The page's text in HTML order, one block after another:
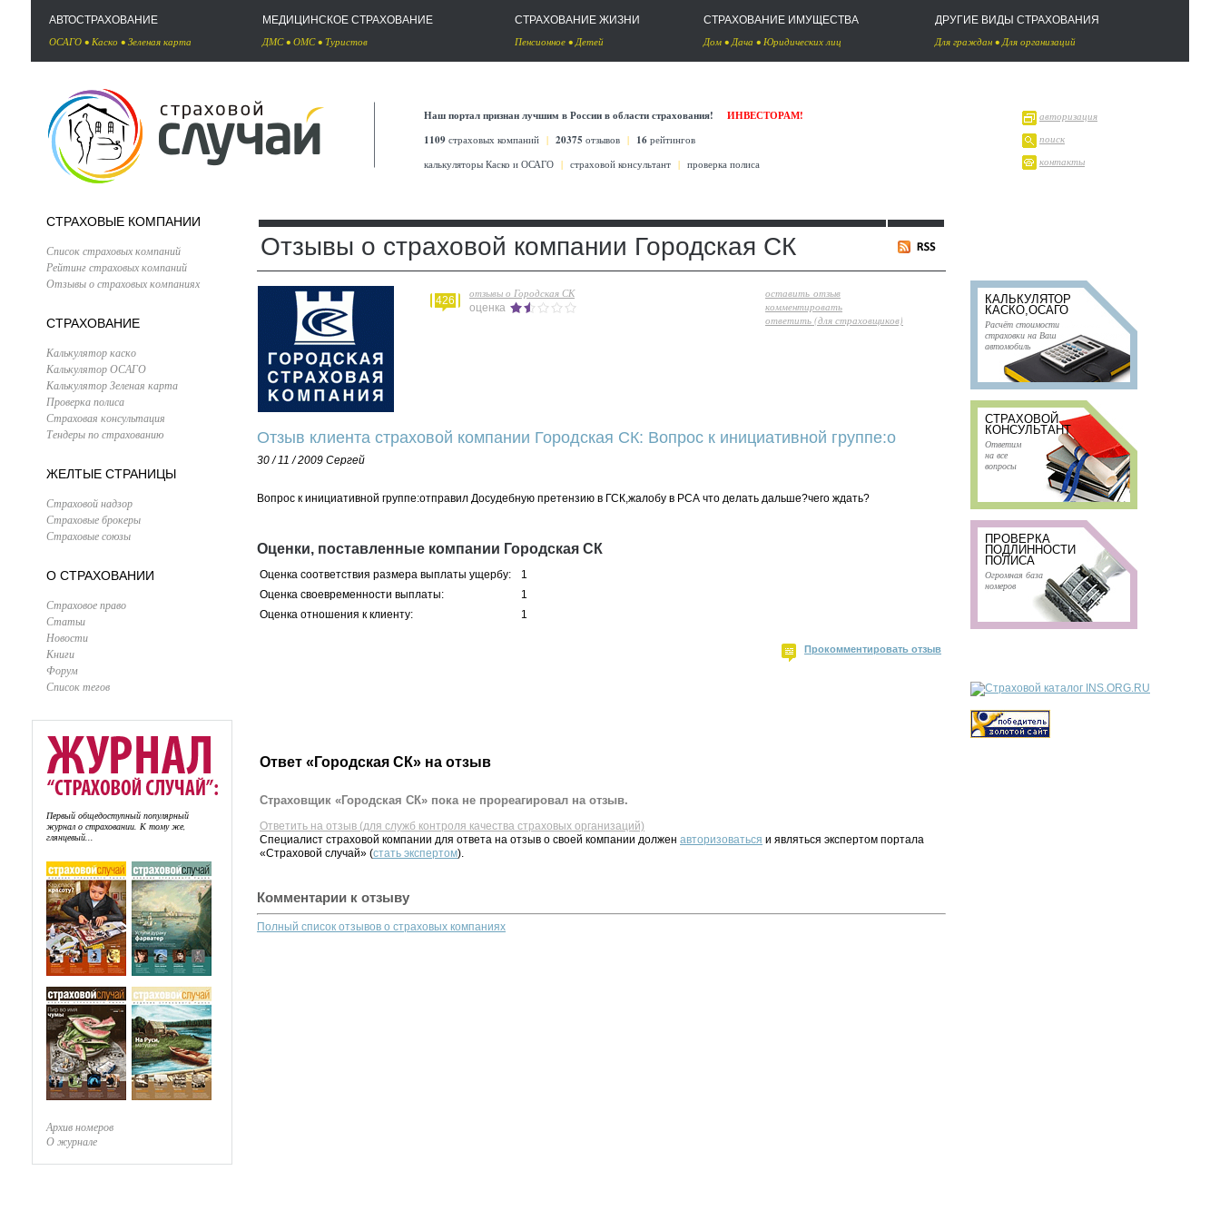
АВТОСТРАХОВАНИЕ
ОСАГО • Каско • Зеленая карта
МЕДИЦИНСКОЕ СТРАХОВАНИЕ
ДМС• ОМС• Туристов
СТРАХОВАНИЕ ЖИЗНИ
Пенсионное •Детей
СТРАХОВАНИЕ ИМУЩЕСТВА
Дом •Дача • Юридических лиц
ДРУГИЕ ВИДЫ СТРАХОВАНИЯ
Для граждан •Для организаций
Наш портал признан лучшим в России в области страхования!
ИНВЕСТОРАМ!
1109 страховых компаний | 20375 отзывов | 16 рейтингов
калькуляторы Каско и ОСАГО | страховой консультант | проверка полиса
авторизация
поиск
контакты
СТРАХОВЫЕ КОМПАНИИ
Список страховых компаний
Рейтинг страховых компаний
Отзывы о страховых компаниях
СТРАХОВАНИЕ
Калькулятор каско
Калькулятор ОСАГО
Калькулятор Зеленая карта
Проверка полиса
Страховая консультация
Тендеры по страхованию
ЖЕЛТЫЕ СТРАНИЦЫ
Страховой надзор
Страховые брокеры
Страховые союзы
О СТРАХОВАНИИ
Страховое право
Статьи
Новости
Книги
Форум
Список тегов
Первый общедоступный популярный
журнал о страховании. К тому же,
глянцевый...
Архив номеров
О журнале
Отзывы о страховой компании Городская СК
426
отзывы о Городская СК
оценка
оставить отзыв
комментировать
ответить (для страховщиков)
Отзыв клиента страховой компании Городская СК: Вопрос к инициативной группе:о
30 / 11 / 2009 Сергей
Вопрос к инициативной группе:отправил Досудебную претензию в ГСК,жалобу в РСА что делать дальше?чего ждать?
Оценки, поставленные компании Городская СК
Оценка соответствия размера выплаты ущербу:
1
Оценка своевременности выплаты:
1
Оценка отношения к клиенту:
1
Прокомментировать отзыв
Ответ «Городская СК» на отзыв
Страховщик «Городская СК» пока не прореагировал на отзыв.
Ответить на отзыв (для служб контроля качества страховых организаций)
Специалист страховой компании для ответа на отзыв о своей компании должен авторизоваться и являться экспертом портала
«Страховой случай» (стать экспертом).
Комментарии к отзыву
Полный список отзывов о страховых компаниях
КАЛЬКУЛЯТОР
КАСКО,ОСАГО
Расчёт стоимости
страховки на Ваш
автомобиль
СТРАХОВОЙ
КОНСУЛЬТАНТ
Ответим
на все
вопросы
ПРОВЕРКА
ПОДЛИННОСТИ
ПОЛИСА
Огромная база
номеров